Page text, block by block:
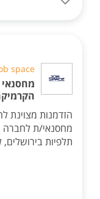
space
הזדמנות מצוינת
מחסנאי/ת לחברה
תלפיות